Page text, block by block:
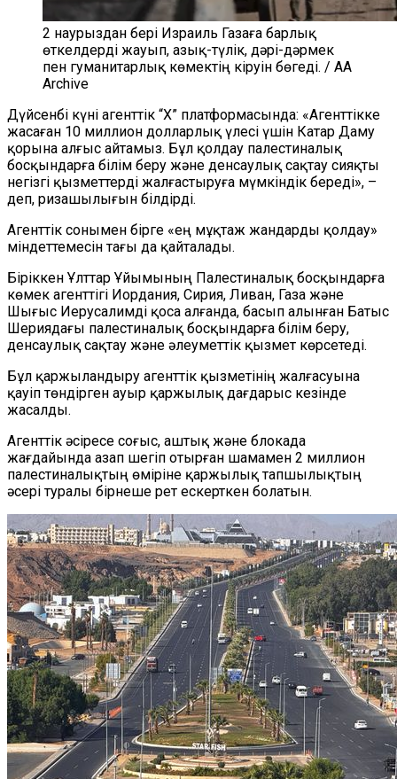
2 наурыздан бері Израиль Газаға барлық
өткелдерді жауып, азық-түлік, дәрі-дәрмек
пен гуманитарлық көмектің кіруін бөгеді. / AA
Archive
Дүйсенбі күні агенттік “X” платформасында: «Агенттікке
жасаған 10 миллион долларлық үлесі үшін Катар Даму
қорына алғыс айтамыз. Бұл қолдау палестиналық
босқындарға білім беру және денсаулық сақтау сияқты
негізгі қызметтерді жалғастыруға мүмкіндік береді», –
деп, ризашылығын білдірді.
Агенттік сонымен бірге «ең мұқтаж жандарды қолдау»
міндеттемесін тағы да қайталады.
Біріккен Ұлттар Ұйымының Палестиналық босқындарға
көмек агенттігі Иордания, Сирия, Ливан, Газа және
Шығыс Иерусалимді қоса алғанда, басып алынған Батыс
Шериядағы палестиналық босқындарға білім беру,
денсаулық сақтау және әлеуметтік қызмет көрсетеді.
Бұл қаржыландыру агенттік қызметінің жалғасуына
қауіп төндірген ауыр қаржылық дағдарыс кезінде
жасалды.
Агенттік әсіресе соғыс, аштық және блокада
жағдайында азап шегіп отырған шамамен 2 миллион
палестиналықтың өміріне қаржылық тапшылықтың
әсері туралы бірнеше рет ескерткен болатын.